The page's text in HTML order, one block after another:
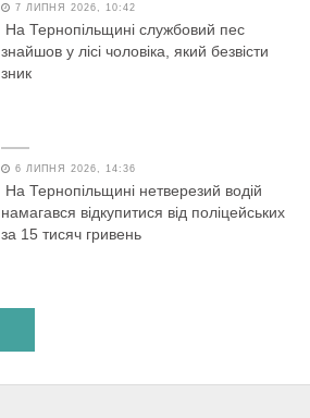
7 ЛИПНЯ 2026, 10:42
На Тернопільщині службовий пес
знайшов у лісі чоловіка, який безвісти
зник
6 ЛИПНЯ 2026, 14:36
На Тернопільщині нетверезий водій
намагався відкупитися від поліцейських
за 15 тисяч гривень